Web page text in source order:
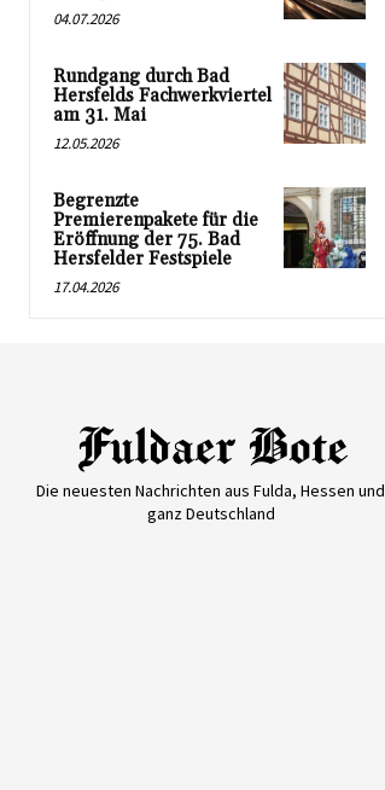
04.07.2026
Rundgang durch Bad
Hersfelds Fachwerkviertel
am 31. Mai
12.05.2026
Begrenzte
Premierenpakete für die
Eröffnung der 75. Bad
Hersfelder Festspiele
17.04.2026
Die neuesten Nachrichten aus Fulda, Hessen und
ganz Deutschland